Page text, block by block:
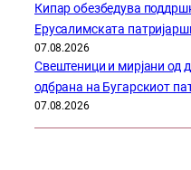
Кипар обезбедува
Ерусалимската
07.08.2026
Свештеници и мирјани од
одбрана на Бугарскиот
07.08.2026